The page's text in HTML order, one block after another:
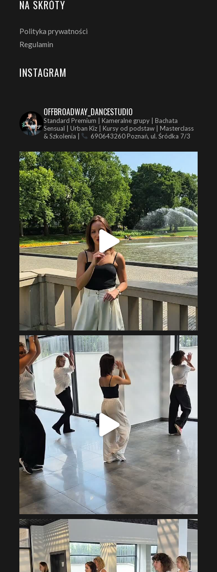
NA SKRÓTY
Polityka prywatności
Regulamin
INSTAGRAM
OFFBROADWAY_DANCESTUDIO
Standard Premium | Kameralne grupy | Bachata
Sensual | Urban Kiz | Kursy od podstaw | Masterclass
& Szkolenia |
690643260Poznań, ul. Śródka 7/3